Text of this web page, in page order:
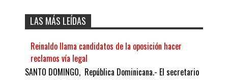
LAS MÁS LEÍDAS
Reinaldo llama candidatos de la oposición hacer
reclamos vía legal
SANTO DOMINGO, República Dominicana.- El secretario